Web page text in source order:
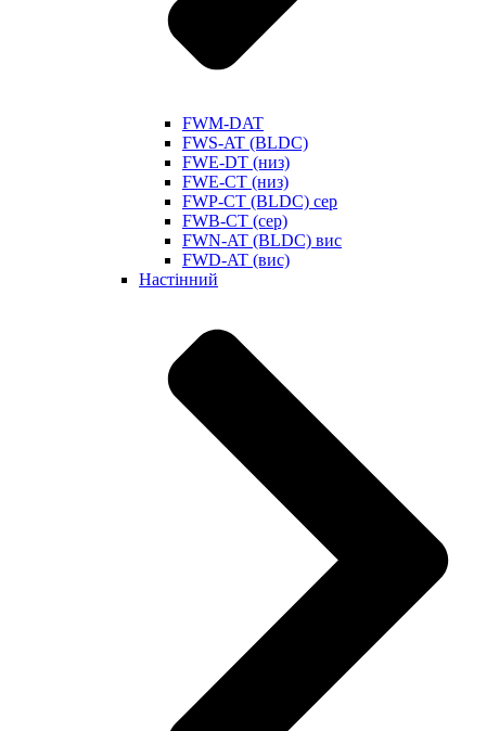
FWM-DAT
FWS-AT (BLDC)
FWE-DT (низ)
FWE-CT (низ)
FWP-CT (BLDC) сер
FWB-CT (сер)
FWN-AT (BLDC) вис
FWD-AT (вис)
Настінний